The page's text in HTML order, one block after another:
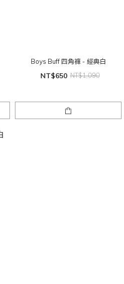
Boys Buff 四角褲 - 經典白
NT$650 NT$1,090